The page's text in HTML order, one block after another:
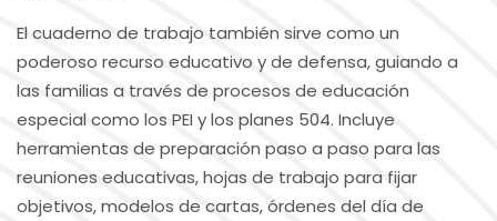
El cuaderno de trabajo también sirve como un
poderoso recurso educativo y de defensa, guiando a
las familias a través de procesos de educación
especial como los PEI y los planes 504. Incluye
herramientas de preparación paso a paso para las
reuniones educativas, hojas de trabajo para fijar
objetivos, modelos de cartas, órdenes del día de